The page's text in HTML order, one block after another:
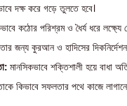
দক্ষ করে গড়ে তুলতে হবে।
কঠোর পরিশ্রম ও ধৈর্য ধরে লক্ষ্যে
জন্য কুরআন ও হাদিসের
মানসিকভাবে শক্তিশালী হয়ে বাধা
কিভাবে সফলতার পথে কাজে